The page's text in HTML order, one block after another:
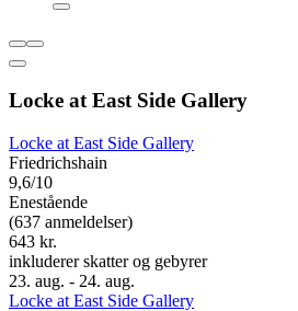
Locke at East Side Gallery
Locke at East Side Gallery
Friedrichshain
9,6/10
Enestående
(637 anmeldelser)
643 kr.
inkluderer skatter og gebyrer
23. aug. - 24. aug.
Locke at East Side Gallery